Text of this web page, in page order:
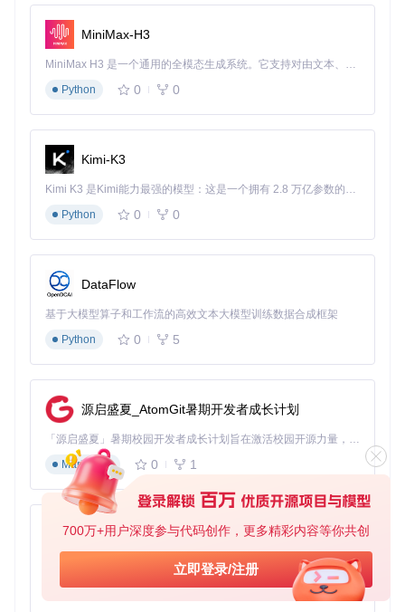
700万+用户深度参与代码创作，更多精彩内容等你共创
立即登录/注册
路径规划：基于Frenet坐标系的轨迹生成
速度控制：采用模型预测控制（MPC）算法调节车速
模式切换：根据路况在不同驾驶模式间切换
决策逻辑主要实现在 selfdrive/controls/
rd.py负责路径规划，radard.py处理雷达数据融合。
执行层通过CAN总线与车辆通信，发送控制指令：
油门/刹车控制：调节车辆加速度
档位控制：根据驾驶模式切换前进/后退
CAN通信实现位于
总线的交互。
三、实践路径：从环境搭建到系统部署的问题与
硬件方案
性能 成本
适用场景
comma 3X
★★★★★ 高
追求最佳体验
树莓派4B
★★★☆☆
自制设备
★★☆☆☆
环境搭建关键步骤
1. 开发环境准备
：如何确保开发环境的一致性？
：使用项目提供的Docker环境
MiniMax-H3
MiniMax H3 是一个通用的全模态生成系统。它支持对由文本、图像、视频和音频组成的多模态上下文进行统一理解，并能生成分辨率高达 2K、时长可达 15 秒的带原生立体声音频的视频。得益于面向任务泛化的系统设计，H3 在预训练阶段就已具备广泛的多模态上下文理解与生成能力，能够出色地执行复杂的多模态指令。
Python
0 0
Kimi-K3
Kimi K3 是Kimi能力最强的模型：这是一个拥有 2.8 万亿参数的混合专家（MoE）模型，具备原生视觉理解能力，并支持 100 万 token 的上下文窗口。
Python
0 0
DataFlow
基于大模型算子和工作流的高效文本大模型训练数据合成框架
Python
0 5
源启盛夏_AtomGit暑期开发者成长计划
「源启盛夏」暑期校园开发者成长计划旨在激活校园开源力量，通过积分激励、认证扶持、资源倾斜等形式，引导高校组织和开发者完成「入驻 — 建项目 — 做贡献 — 获认证 — 得资源」的完整闭环。无论你是想带领社团入驻平台的组织者，还是希望用代码贡献证明自己的开发者，都能在这里找到属于你的成长路径。
Markdown
0 1
py-xiaozhi
基于Python的Xiaozhi AI，适用于想要完整Xiaozhi体验而无需拥有专用硬件的用户。
Python
0 1